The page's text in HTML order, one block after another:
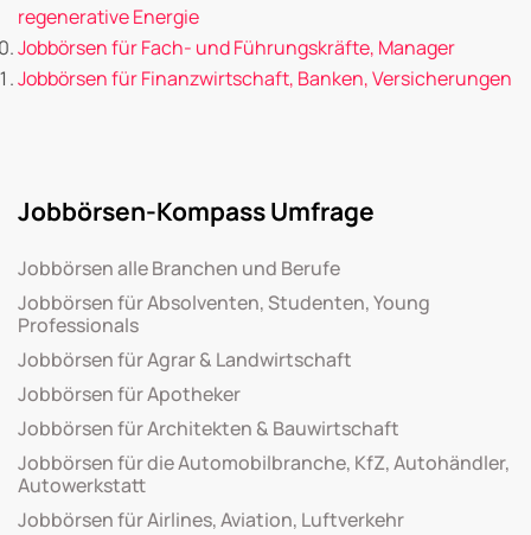
regenerative Energie
Jobbörsen für Fach- und Führungskräfte, Manager
Jobbörsen für Finanzwirtschaft, Banken, Versicherungen
Jobbörsen-Kompass Umfrage
Jobbörsen alle Branchen und Berufe
Jobbörsen für Absolventen, Studenten, Young
Professionals
Jobbörsen für Agrar & Landwirtschaft
Jobbörsen für Apotheker
Jobbörsen für Architekten & Bauwirtschaft
Jobbörsen für die Automobilbranche, KfZ, Autohändler,
Autowerkstatt
Jobbörsen für Airlines, Aviation, Luftverkehr